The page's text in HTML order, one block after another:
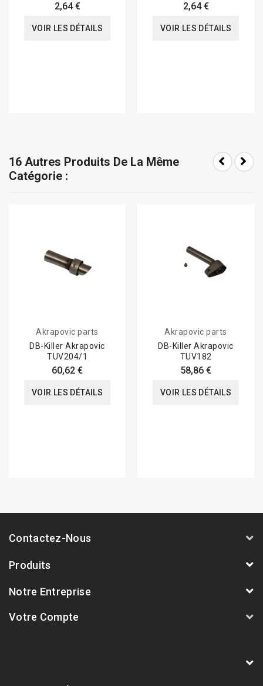
2,64 €
VOIR LES DÉTAILS
2,64 €
VOIR LES DÉTAILS
16 Autres Produits De La Même
Catégorie :
Akrapovic parts
DB-Killer Akrapovic
TUV204/1
60,62 €
VOIR LES DÉTAILS
Akrapovic parts
DB-Killer Akrapovic
TUV182
58,86 €
VOIR LES DÉTAILS
Contactez-Nous
Produits
Notre Entreprise
Votre Compte